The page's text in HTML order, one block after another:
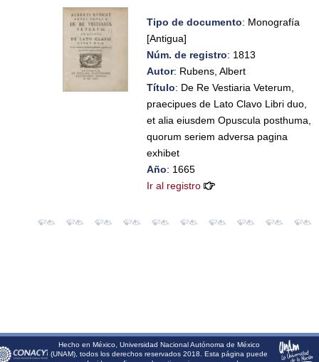
Tipo de documento: Monografía
[Antigua]
Núm. de registro: 1813
Autor: Rubens, Albert
Título: De Re Vestiaria Veterum,
praecipues de Lato Clavo Libri duo,
et alia eiusdem Opuscula posthuma,
quorum seriem adversa pagina
exhibet
Año: 1665
Ir al registro
Hecho en México, Universidad Nacional Autónoma de México
(UNAM), todos los derechos reservados 2018. Esta página puede